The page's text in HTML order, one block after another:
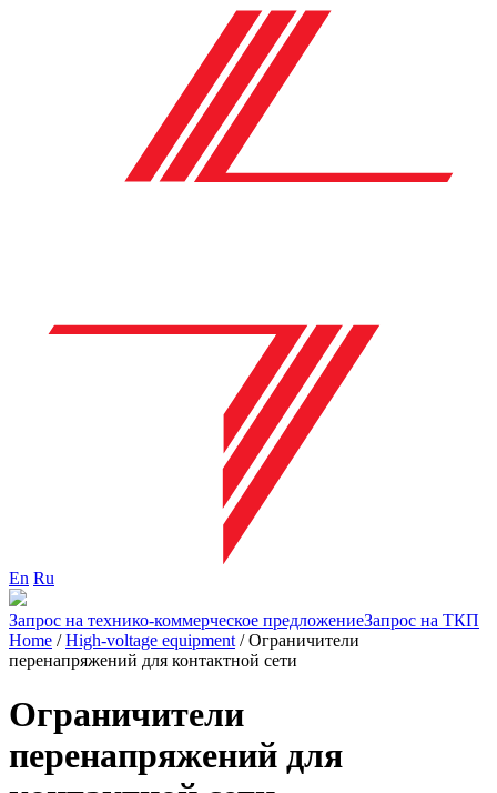
En Ru
Запрос на технико-коммерческое предложениеЗапрос на ТКП
Home /High-voltage equipment /Ограничители
перенапряжений для контактной сети
Ограничители
перенапряжений для